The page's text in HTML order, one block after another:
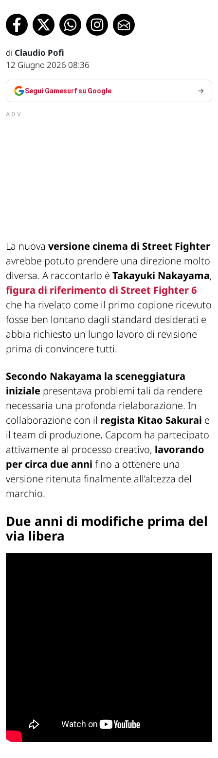
di Claudio Pofi
12 Giugno 2026 08:36
Segui Gamesurf su Google
ADV
La nuova versione cinema di Street Fighter
avrebbe potuto prendere una direzione molto
diversa. A raccontarlo è Takayuki Nakayama,
figura di riferimento di Street Fighter 6
che ha rivelato come il primo copione ricevuto
fosse ben lontano dagli standard desiderati e
abbia richiesto un lungo lavoro di revisione
prima di convincere tutti.
Secondo Nakayama la sceneggiatura
iniziale presentava problemi tali da rendere
necessaria una profonda rielaborazione. In
collaborazione con il regista Kitao Sakurai e
il team di produzione, Capcom ha partecipato
attivamente al processo creativo, lavorando
per circa due anni fino a ottenere una
versione ritenuta finalmente all’altezza del
marchio.
Due anni di modifiche prima del
via libera